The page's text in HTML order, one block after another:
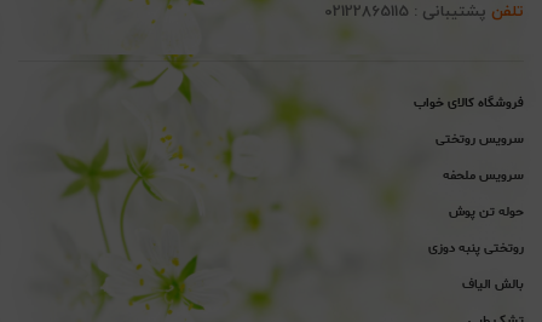
تلفن پشتیبانی : 02122865115
فروشگاه کالای خواب
سرویس روتختی
سرویس ملحفه
حوله تن پوش
روتختی پنبه دوزی
بالش الیاف